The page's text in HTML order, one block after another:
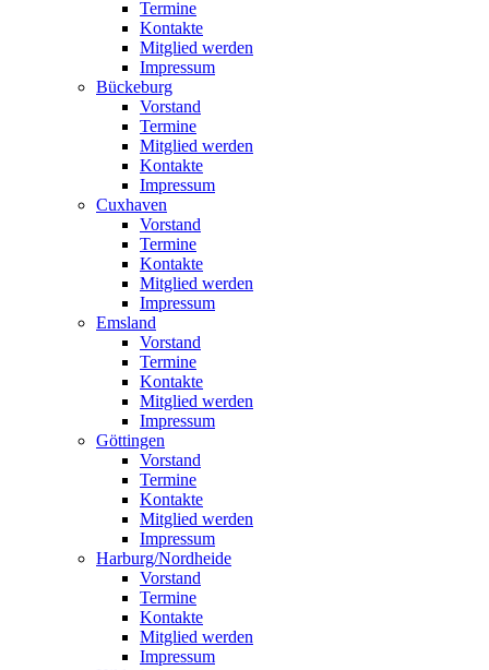
Termine
Kontakte
Mitglied werden
Impressum
Bückeburg
Vorstand
Termine
Mitglied werden
Kontakte
Impressum
Cuxhaven
Vorstand
Termine
Kontakte
Mitglied werden
Impressum
Emsland
Vorstand
Termine
Kontakte
Mitglied werden
Impressum
Göttingen
Vorstand
Termine
Kontakte
Mitglied werden
Impressum
Harburg/Nordheide
Vorstand
Termine
Kontakte
Mitglied werden
Impressum